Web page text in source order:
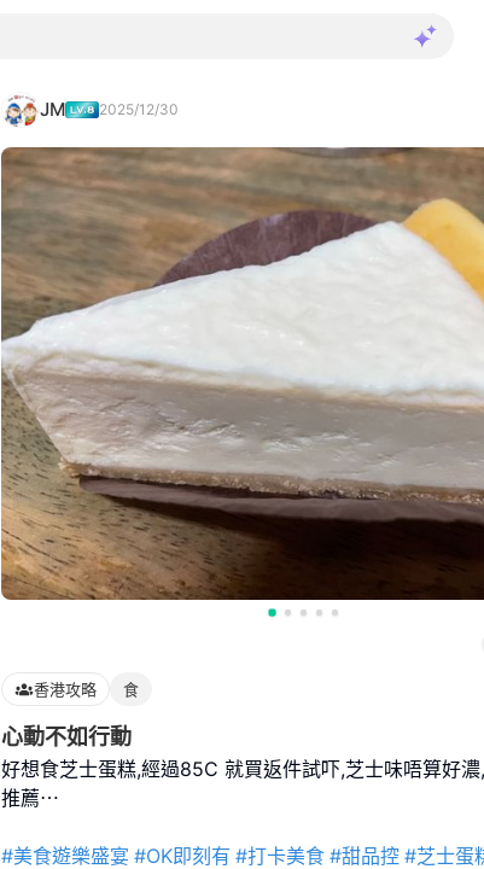
JM 2025/12/30
香港攻略 食
心動不如行動
好想食芝士蛋糕,經過85C 就買返件試吓,芝士味唔算好
推薦⋯
#美食遊樂盛宴 #OK即刻有 #打卡美食 #甜品控 #芝士蛋